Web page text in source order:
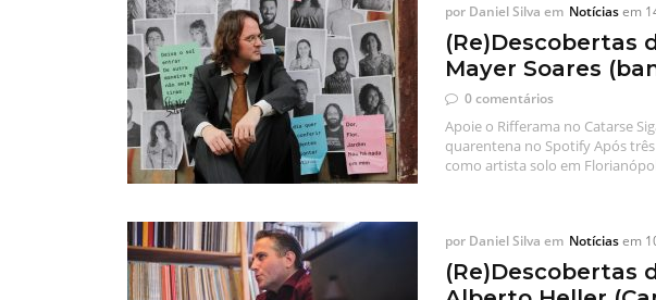
por Daniel Silva em Notíciasem
(Re)Descobertas
Mayer Soares
0 comentários
Apoie o Rifferama no Catarse
quarentena no Spotify Após
como artista solo em
por Daniel Silva em Notíciasem
(Re)Descobertas